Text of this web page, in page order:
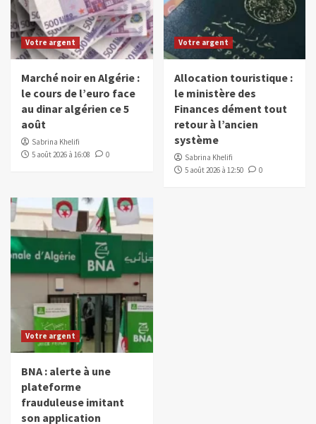
Votre argent
Marché noir en Algérie :
le cours de l’euro face
au dinar algérien ce 5
août
Sabrina Khelifi
5 août 2026 à 16:08
0
Votre argent
Allocation touristique :
le ministère des
Finances dément tout
retour à l’ancien
système
Sabrina Khelifi
5 août 2026 à 12:50
0
Votre argent
BNA : alerte à une
plateforme
frauduleuse imitant
son application